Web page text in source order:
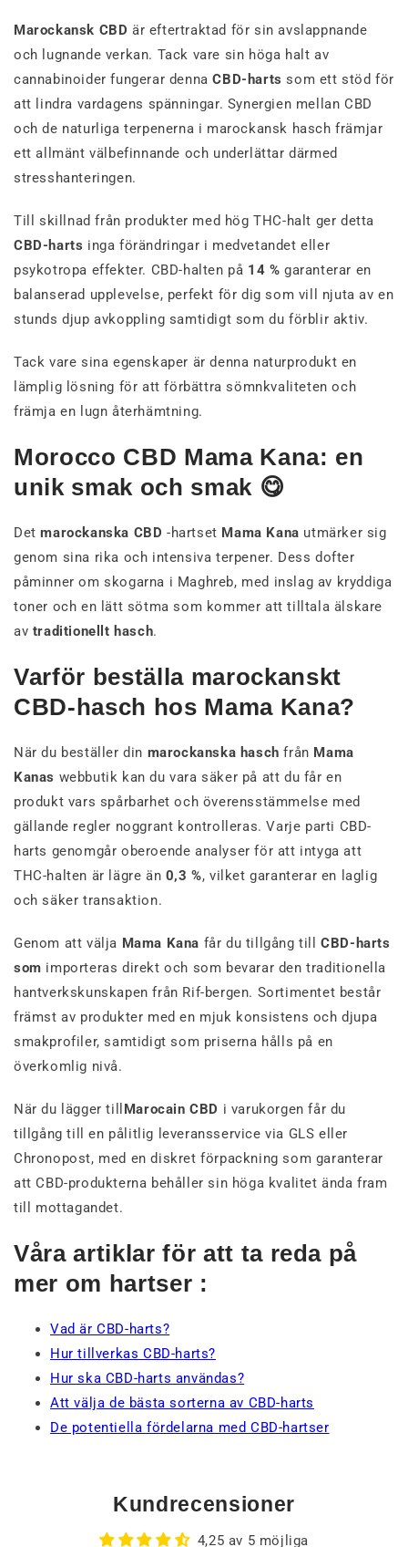
Marockansk CBD är eftertraktad för sin avslappnande
och lugnande verkan. Tack vare sin höga halt av
cannabinoider fungerar dennaCBD-harts som ett stöd för
att lindra vardagens spänningar. Synergien mellan CBD
och de naturliga terpenerna i marockansk hasch främjar
ett allmänt välbefinnande och underlättar därmed
stresshanteringen.
Till skillnad från produkter med hög THC-halt ger detta
CBD-harts inga förändringar i medvetandet eller
psykotropa effekter. CBD-halten på 14 % garanterar en
balanserad upplevelse, perfekt för dig som vill njuta av en
stunds djup avkoppling samtidigt som du förblir aktiv.
Tack vare sina egenskaper är denna naturprodukt en
lämplig lösning för att förbättra sömnkvaliteten och
främja en lugn återhämtning.
Morocco CBD Mama Kana: en
unik smak och smak 😋
Detmarockanska CBD -hartset Mama Kana utmärker sig
genom sina rika och intensiva terpener. Dess dofter
påminner om skogarna i Maghreb, med inslag av kryddiga
toner och en lätt sötma som kommer att tilltala älskare
av traditionellt hasch.
Varför beställa marockanskt
CBD-hasch hos Mama Kana?
När du beställer din marockanska hasch från Mama
Kanas webbutik kan du vara säker på att du får en
produkt vars spårbarhet och överensstämmelse med
gällande regler noggrant kontrolleras. Varje parti CBD-
harts genomgår oberoende analyser för att intyga att
THC-halten är lägre än 0,3 %, vilket garanterar en laglig
och säker transaktion.
Genom att välja Mama Kana får du tillgång tillCBD-harts
som importeras direkt och som bevarar den traditionella
hantverkskunskapen från Rif-bergen. Sortimentet består
främst av produkter med en mjuk konsistens och djupa
smakprofiler, samtidigt som priserna hålls på en
överkomlig nivå.
När du lägger till Marocain CBD i varukorgen får du
tillgång till en pålitlig leveransservice via GLS eller
Chronopost, med en diskret förpackning som garanterar
att CBD-produkterna behåller sin höga kvalitet ända fram
till mottagandet.
Våra artiklar för att ta reda på
mer om hartser :
Vad är CBD-harts?
Hur tillverkas CBD-harts?
Hur ska CBD-harts användas?
Att välja de bästa sorterna av CBD-harts
De potentiella fördelarna med CBD-hartser
Kundrecensioner
4,25 av 5 möjliga